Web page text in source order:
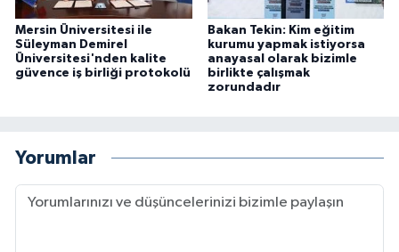
Mersin Üniversitesi ile
Süleyman Demirel
Üniversitesi'nden kalite
güvence iş birliği protokolü
Bakan Tekin: Kim eğitim
kurumu yapmak istiyorsa
anayasal olarak bizimle
birlikte çalışmak
zorundadır
Yorumlar